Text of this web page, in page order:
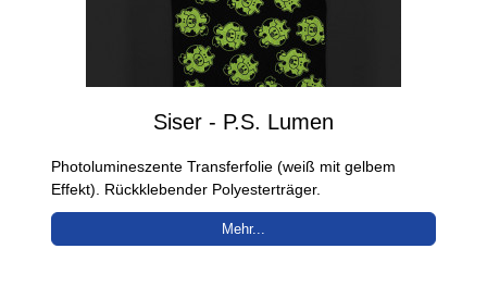
Siser - P.S. Lumen
Photolumineszente Transferfolie (weiß mit gelbem
Effekt). Rückklebender Polyesterträger.
Mehr...